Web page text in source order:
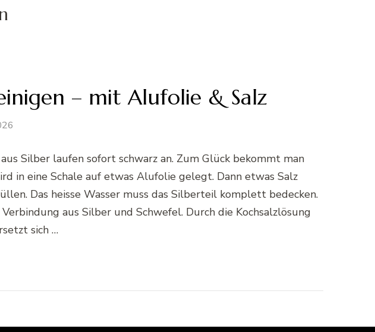
– mit Alufolie & Salz
Silber laufen sofort schwarz an. Zum Glück bekommt man
in eine Schale auf etwas Alufolie gelegt. Dann etwas Salz
Das heisse Wasser muss das Silberteil komplett bedecken.
aus Silber und Schwefel. Durch die Kochsalzlösung
sich …